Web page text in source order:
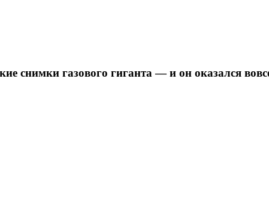
снимки газового гиганта — и он оказался